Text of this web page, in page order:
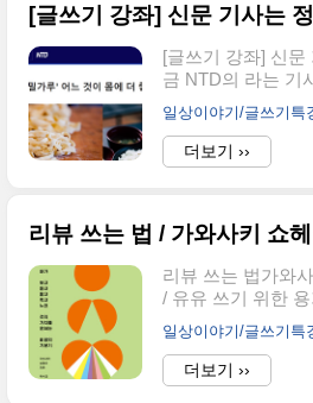
[글쓰기 강좌] 신문 기사는
[글쓰기 강좌] 신
금 NTD의 라는 기
에는 밀가루 음식
다르게 좋아하는
리 몸에 더 좋을까
다. 그리고 4 가지
어느 쪽이 더 안전
않으며, 쌀밥과 밀
기타 잡곡과 음식
이 건강에 좋다. 네
지 않다. 가장 중요
결국 비슷하다는
일상이야기/글쓰기특
더보기 ››
리뷰 쓰는 법가와
/ 유유 쓰기 위한
목을 잘 정하지 않
용기를 얻는 법’으
미 이치로의 ‘미움
했다. 아들러 심리
일상이야기/글쓰기특
더보기 ››